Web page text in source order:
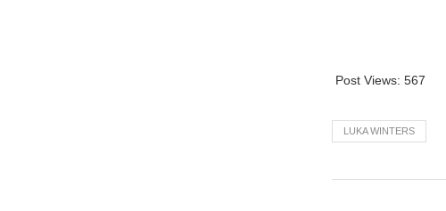
Post Views: 567
LUKA WINTERS